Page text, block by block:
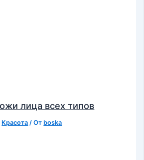
лица всех типов
Красота / От boska